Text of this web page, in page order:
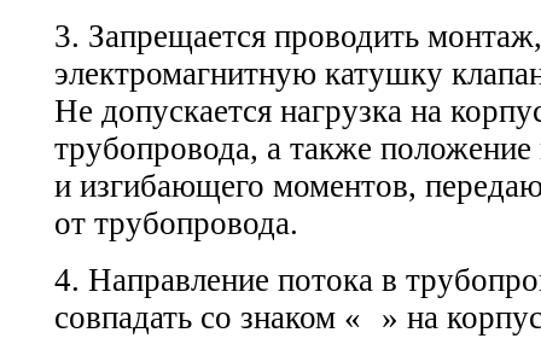
3. Запрещается проводить
электромагнитную катушку
Не допускается нагрузка на
трубопровода, а также положение
и изгибающего моментов,
от трубопровода.
4. Направление потока в
совпадать со знаком «
» на